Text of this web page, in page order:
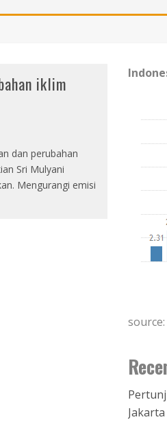
iklim
dan perubahan
Sri Mulyani
Mengurangi emisi
source: